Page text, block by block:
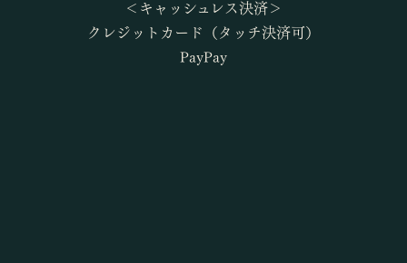
＜キャッシュレス決済＞
クレジットカード（タッチ決済可）
PayPay